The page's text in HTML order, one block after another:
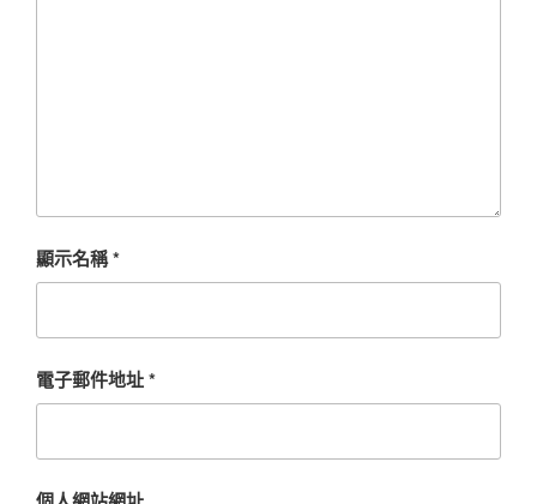
顯示名稱*
電子郵件地址*